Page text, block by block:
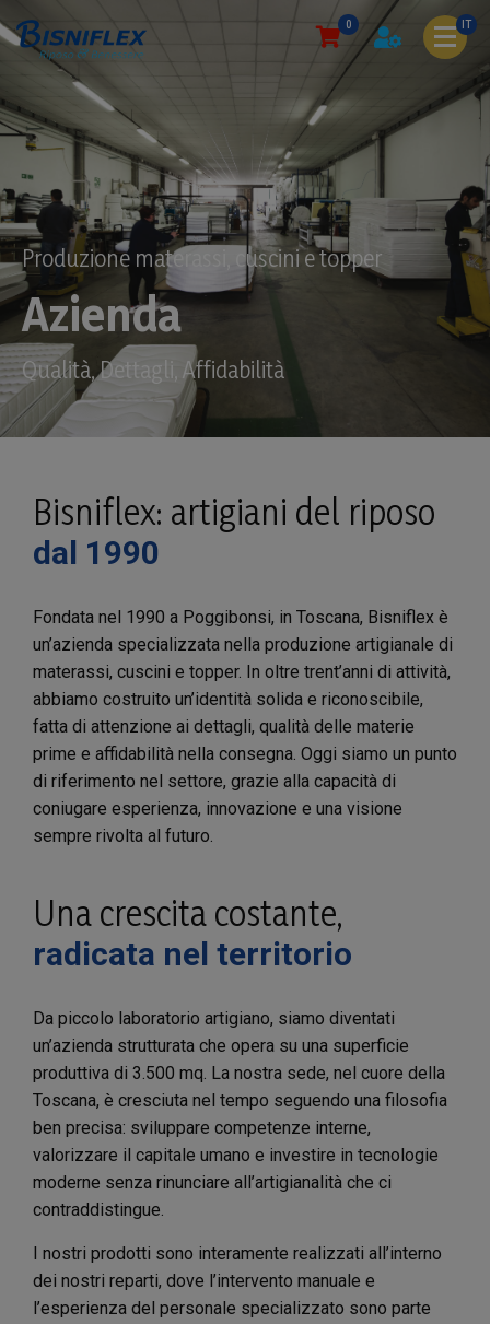
0 IT
Produzione materassi, cuscini e topper
Azienda
Qualità, Dettagli, Affidabilità
Bisniflex: artigiani del riposo
dal 1990
Fondata nel 1990 a Poggibonsi, in Toscana, Bisniflex è
un’azienda specializzata nella produzione artigianale di
materassi, cuscini e topper. In oltre trent’anni di attività,
abbiamo costruito un’identità solida e riconoscibile,
fatta di attenzione ai dettagli, qualità delle materie
prime e affidabilità nella consegna. Oggi siamo un punto
di riferimento nel settore, grazie alla capacità di
coniugare esperienza, innovazione e una visione
sempre rivolta al futuro.
Una crescita costante,
radicata nel territorio
Da piccolo laboratorio artigiano, siamo diventati
un’azienda strutturata che opera su una superficie
produttiva di 3.500 mq. La nostra sede, nel cuore della
Toscana, è cresciuta nel tempo seguendo una filosofia
ben precisa: sviluppare competenze interne,
valorizzare il capitale umano e investire in tecnologie
moderne senza rinunciare all’artigianalità che ci
contraddistingue.
I nostri prodotti sono interamente realizzati all’interno
dei nostri reparti, dove l’intervento manuale e
l’esperienza del personale specializzato sono parte